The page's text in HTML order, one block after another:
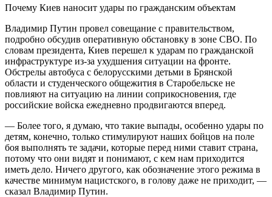
Почему Киев наносит удары по гражданским объектам
Владимир Путин провел совещание с правительством,
подробно обсудив оперативную обстановку в зоне СВО. По
словам президента, Киев перешел к ударам по гражданской
инфраструктуре из-за ухудшения ситуации на фронте.
Обстрелы автобуса с белорусскими детьми в Брянской
области и студенческого общежития в Старобельске не
повлияют на ситуацию на линии соприкосновения, где
российские войска ежедневно продвигаются вперед.
— Более того, я думаю, что такие выпады, особенно удары по
детям, конечно, только стимулируют наших бойцов на поле
боя выполнять те задачи, которые перед ними ставит страна,
потому что они видят и понимают, с кем нам приходится
иметь дело. Ничего другого, как обозначение этого режима в
качестве минимум нацистского, в голову даже не приходит, —
сказал Владимир Путин.